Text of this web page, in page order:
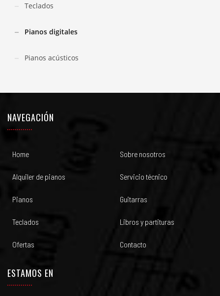
Teclados
Pianos digitales
Pianos acústicos
NAVEGACIÓN
Home Sobre nosotros
Alquiler de pianos Servicio técnico
Pianos Guitarras
Teclados Libros y partituras
Ofertas Contacto
ESTAMOS EN